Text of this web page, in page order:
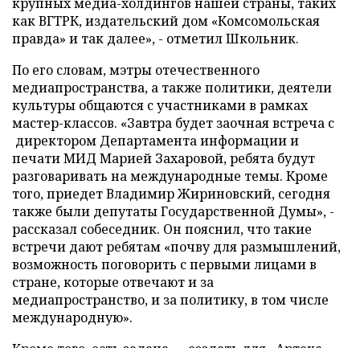
как ВГТРК, издательский дом «Комсомольская
правда» и так далее», - отметил Школьник.
По его словам, мэтры отечественного
медиапространства, а также политики, деятели
культуры общаются с участниками в рамках
мастер-классов. «Завтра будет заочная встреча с
директором Департамента информации и
печати МИД Марией Захаровой, ребята будут
разговаривать на международные темы. Кроме
того, приедет Владимир Жириновский, сегодня
также были депутаты Государственной Думы», -
рассказал собеседник. Он пояснил, что такие
встречи дают ребятам «почву для размышлений,
возможность поговорить с первыми лицами в
стране, которые отвечают и за
медиапространство, и за политику, в том числе
международную».